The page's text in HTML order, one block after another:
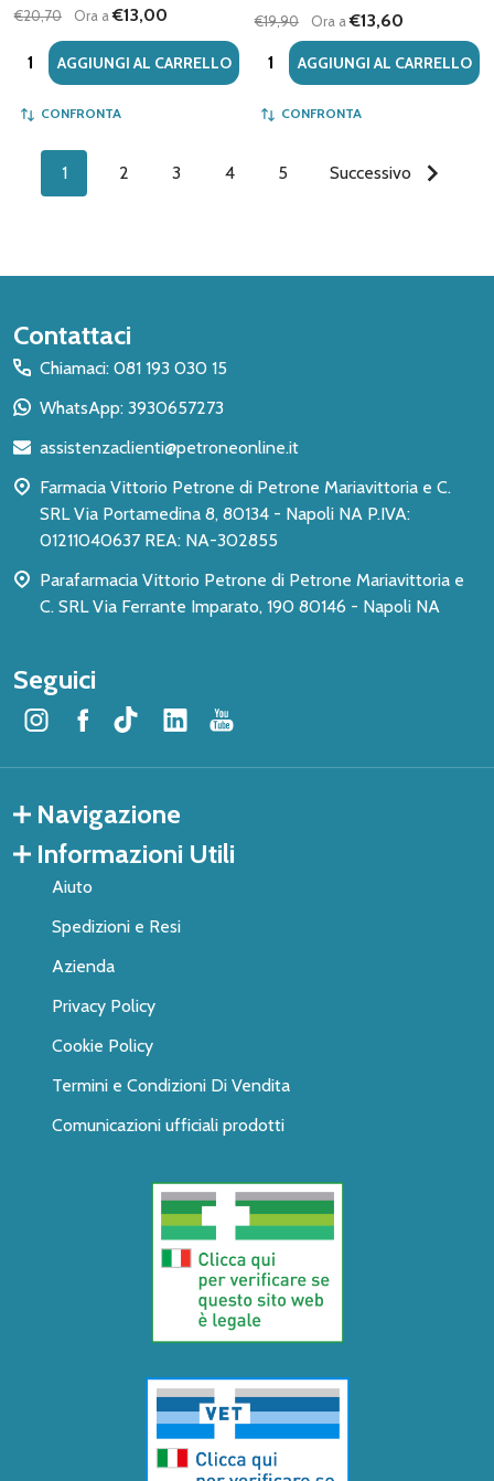
€20,70 Ora a€13,00
Quantità:AGGIUNGI AL CARRELLO
CONFRONTA
€19,90
Ora a€13,60
Quantità:AGGIUNGI AL CARRELLO
CONFRONTA
1 2 3 4 5 Successivo
Inizio
del
piè
pagina
Contattaci
Chiamaci: 081 193 030 15
WhatsApp: 3930657273
assistenzaclienti@petroneonline.it
Farmacia Vittorio Petrone di Petrone Mariavittoria e C.
SRL Via Portamedina 8, 80134 - Napoli NA P.IVA:
01211040637 REA: NA-302855
Parafarmacia Vittorio Petrone di Petrone Mariavittoria e
C. SRL Via Ferrante Imparato, 190 80146 - Napoli NA
Seguici
Navigazione
Informazioni Utili
Aiuto
Spedizioni e Resi
Azienda
Privacy Policy
Cookie Policy
Termini e Condizioni Di Vendita
Comunicazioni ufficiali prodotti